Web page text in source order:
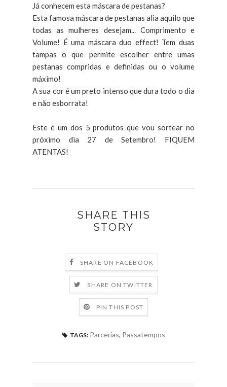
Já conhecem esta máscara de pestanas?
Esta famosa máscara de pestanas alia aquilo que
todas as mulheres desejam... Comprimento e
Volume! É uma máscara duo effect! Tem duas
tampas o que permite escolher entre umas
pestanas compridas e definidas ou o volume
máximo!
A sua cor é um preto intenso que dura todo o dia
e não esborrata!
Este é um dos 5 produtos que vou sortear no
próximo dia 27 de Setembro! FIQUEM
ATENTAS!
SHARE THIS
STORY
SHARE ON FACEBOOK
SHARE ON TWITTER
PIN THIS POST
TAGS: Parcerias, Passatempos